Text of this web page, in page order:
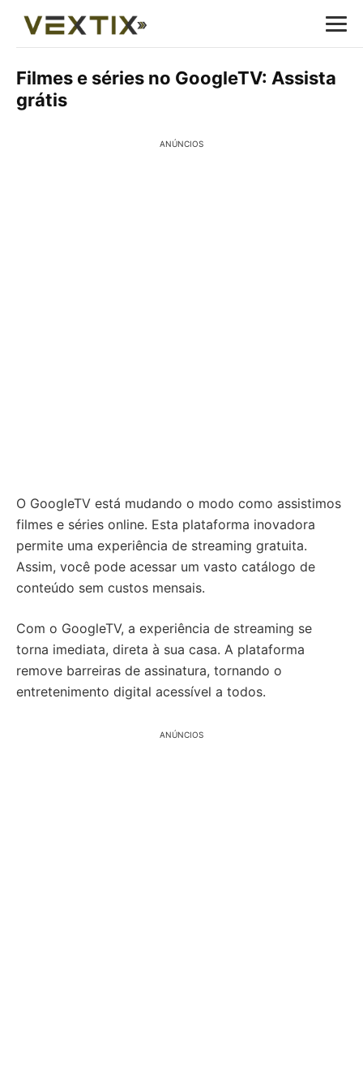
Filmes e séries no GoogleTV: Assista
grátis
ANÚNCIOS
O GoogleTV está mudando o modo como assistimos
filmes e séries online. Esta plataforma inovadora
permite uma experiência de streaming gratuita.
Assim, você pode acessar um vasto catálogo de
conteúdo sem custos mensais.
Com o GoogleTV, a experiência de streaming se
torna imediata, direta à sua casa. A plataforma
remove barreiras de assinatura, tornando o
entretenimento digital acessível a todos.
ANÚNCIOS